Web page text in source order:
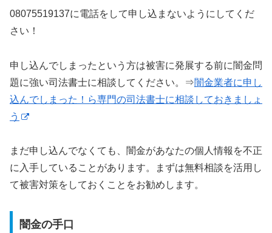
08075519137に電話をして申し込まないようにしてくだ
さい！
申し込んでしまったという方は被害に発展する前に闇金問
題に強い司法書士に相談してください。⇒闇金業者に申し
込んでしまった！ら専門の司法書士に相談しておきましょ
う
まだ申し込んでなくても、闇金があなたの個人情報を不正
に入手していることがあります。まずは無料相談を活用し
て被害対策をしておくことをお勧めします。
闇金の手口